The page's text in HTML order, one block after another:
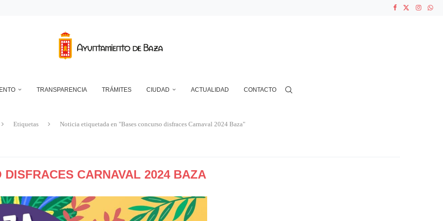
MUNICIPAL DE AGUA DE LA CUESTA DEL FRANCÉS
TRANSPARENCIA TRÁMITES CIUDAD ACTUALIDAD CONTACTO
Etiquetas Noticia etiquetada en "Bases concurso disfraces Carnaval 2024 Baza"
DISFRACES CARNAVAL 2024 BAZA